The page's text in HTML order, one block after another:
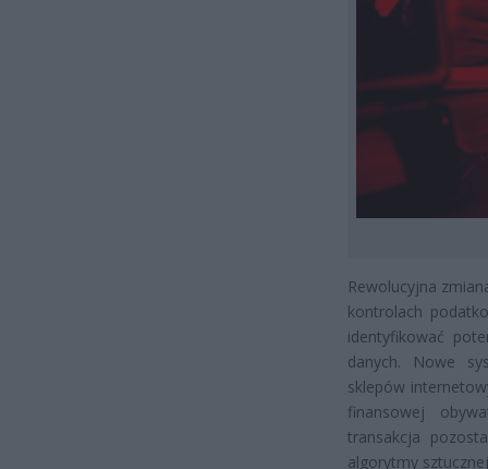
Rewolucyjna
kontrolach
identyfikować
danych. Nowe
sklepów
finansowej
transakcja
algorytmy